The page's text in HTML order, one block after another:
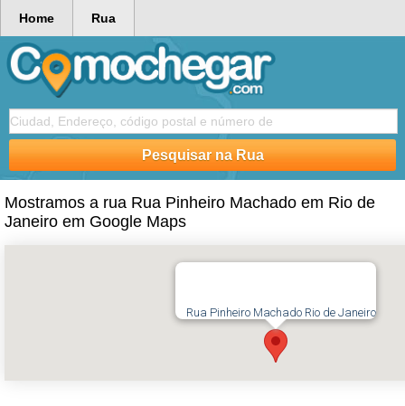
Home Rua
Mostramos a rua Rua Pinheiro Machado em Rio de
Janeiro em Google Maps
Rua Pinheiro Machado Rio de Janeiro